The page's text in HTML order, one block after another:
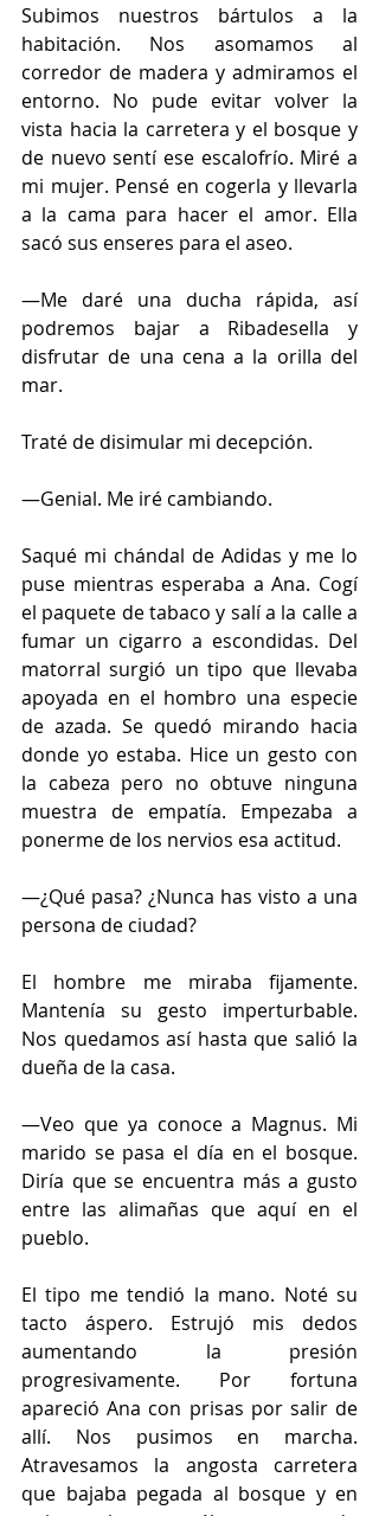
Subimos nuestros bártulos a la
habitación. Nos asomamos al
corredor de madera y admiramos el
entorno. No pude evitar volver la
vista hacia la carretera y el bosque y
de nuevo sentí ese escalofrío. Miré a
mi mujer. Pensé en cogerla y llevarla
a la cama para hacer el amor. Ella
sacó sus enseres para el aseo.
—Me daré una ducha rápida, así
podremos bajar a Ribadesella y
disfrutar de una cena a la orilla del
mar.
Traté de disimular mi decepción.
—Genial. Me iré cambiando.
Saqué mi chándal de Adidas y me lo
puse mientras esperaba a Ana. Cogí
el paquete de tabaco y salí a la calle a
fumar un cigarro a escondidas. Del
matorral surgió un tipo que llevaba
apoyada en el hombro una especie
de azada. Se quedó mirando hacia
donde yo estaba. Hice un gesto con
la cabeza pero no obtuve ninguna
muestra de empatía. Empezaba a
ponerme de los nervios esa actitud.
—¿Qué pasa? ¿Nunca has visto a una
persona de ciudad?
El hombre me miraba fijamente.
Mantenía su gesto imperturbable.
Nos quedamos así hasta que salió la
dueña de la casa.
—Veo que ya conoce a Magnus. Mi
marido se pasa el día en el bosque.
Diría que se encuentra más a gusto
entre las alimañas que aquí en el
pueblo.
El tipo me tendió la mano. Noté su
tacto áspero. Estrujó mis dedos
aumentando la presión
progresivamente. Por fortuna
apareció Ana con prisas por salir de
allí. Nos pusimos en marcha.
Atravesamos la angosta carretera
que bajaba pegada al bosque y en